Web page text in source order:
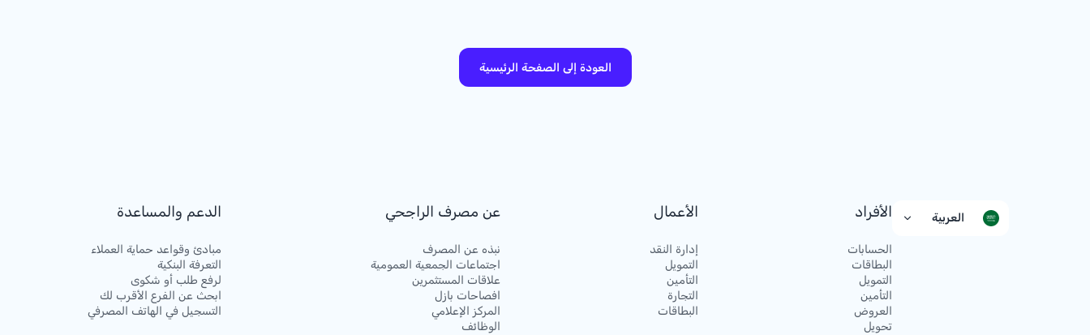
العودة إلى الصفحة الرئيسية
العربية الأفراد
الحسابات
البطاقات
التمويل
التأمين
العروض
تحويل
الأعمال
إدارة النقد
التمويل
التأمين
التجارة
البطاقات
عن مصرف الراجحي
نبذه عن المصرف
اجتماعات الجمعية العمومية
علاقات المستثمرين
افصاحات بازل
المركز الإعلامي
الوظائف
الدعم والمساعدة
مبادئ وقواعد حماية العملاء
التعرفة البنكية
لرفع طلب أو شكوى
ابحث عن الفرع الأقرب لك
التسجيل في الهاتف المصرفي